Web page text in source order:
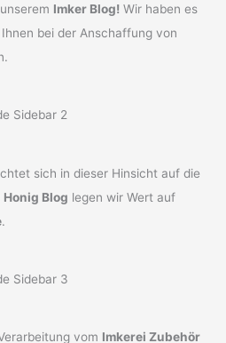
Imker Blog! Wir haben es
bei der Anschaffung von
sich in dieser Hinsicht auf die
Honig Blog legen wir Wert auf
.
vom Imkerei Zubehör